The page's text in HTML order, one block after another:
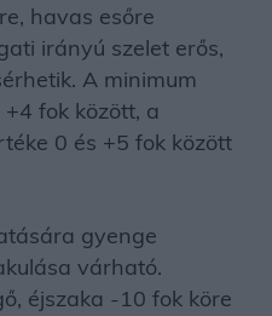
havas esőre
irányú szelet erős,
A minimum
fok között, a
0 és +5 fok között
gyenge
várható.
éjszaka -10 fok köre